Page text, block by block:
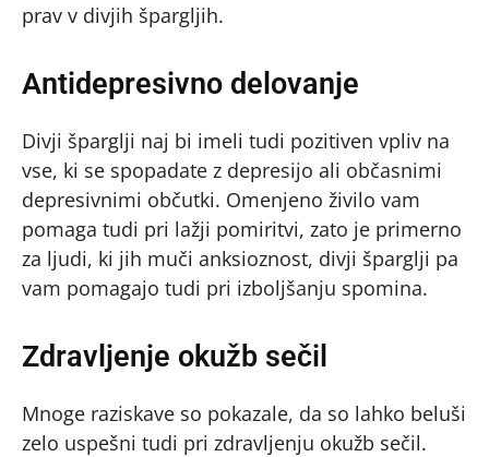
prav v divjih špargljih.
Antidepresivno delovanje
Divji šparglji naj bi imeli tudi pozitiven vpliv na
vse, ki se spopadate z depresijo ali občasnimi
depresivnimi občutki. Omenjeno živilo vam
pomaga tudi pri lažji pomiritvi, zato je primerno
za ljudi, ki jih muči anksioznost, divji šparglji pa
vam pomagajo tudi pri izboljšanju spomina.
Zdravljenje okužb sečil
Mnoge raziskave so pokazale, da so lahko beluši
zelo uspešni tudi pri zdravljenju okužb sečil.